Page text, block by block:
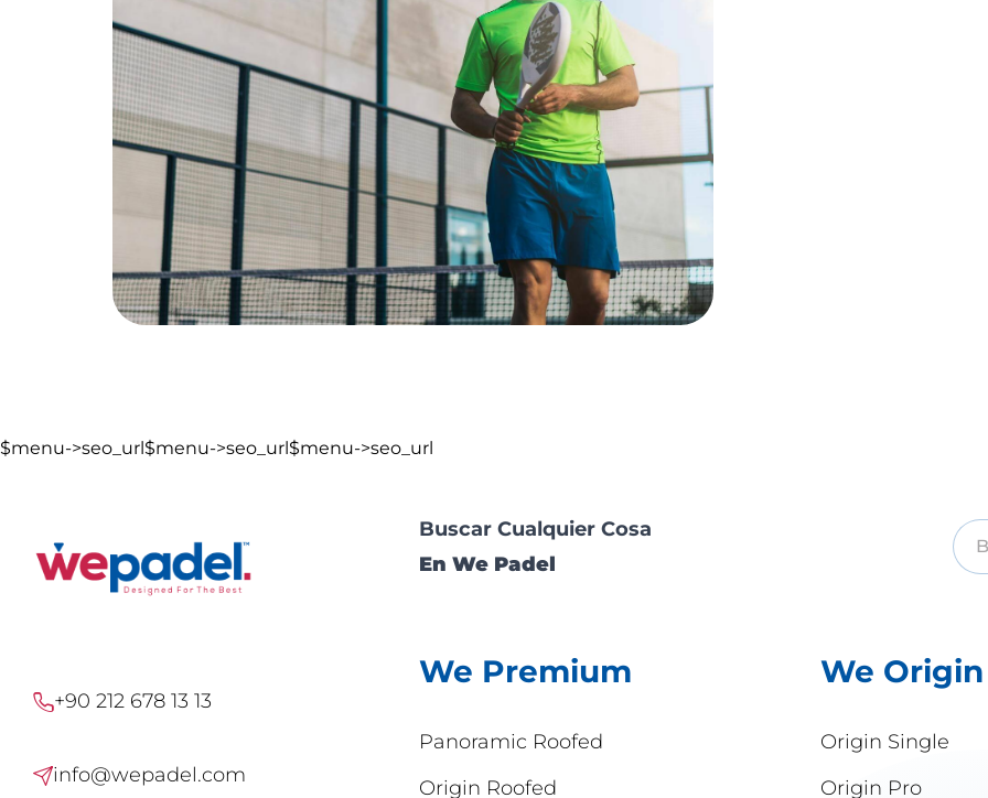
$menu->seo_url$menu->seo_url$menu->seo_url
+90 212 678 13 13
info@wepadel.com
Buscar Cualquier Cosa
En We Padel
We Premium
Panoramic Roofed
Origin Roofed
We Origin
Origin Single
Origin Pro